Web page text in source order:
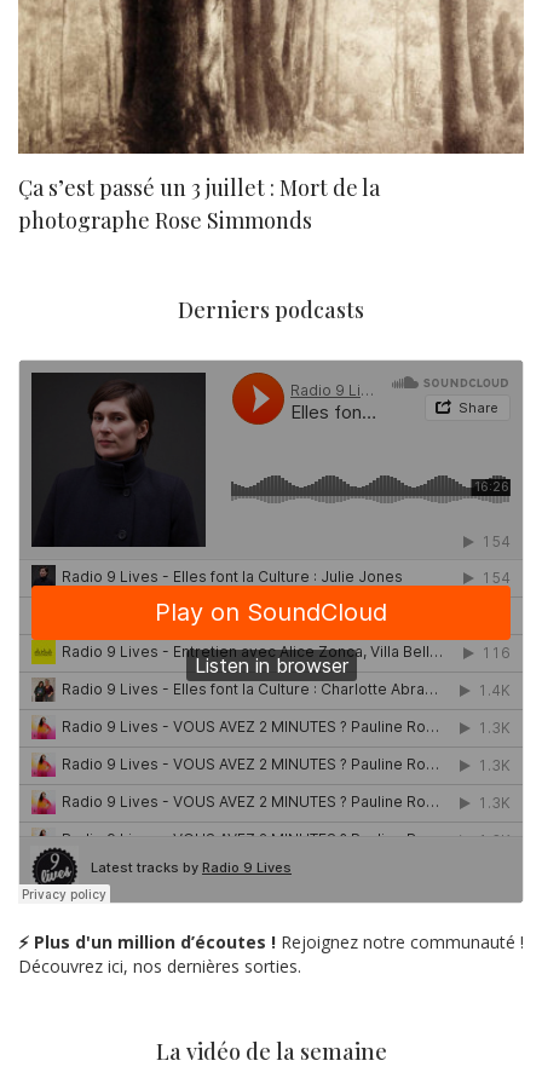
Ça s’est passé un 3 juillet : Mort de la
photographe Rose Simmonds
Derniers podcasts
⚡ Plus d'un million d’écoutes ! Rejoignez notre communauté !
Découvrez ici, nos dernières sorties.
La vidéo de la semaine